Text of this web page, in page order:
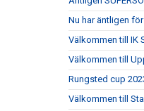
Nu har äntligen
Välkommen till IK
Välkommen till
Rungsted cup
Välkommen till